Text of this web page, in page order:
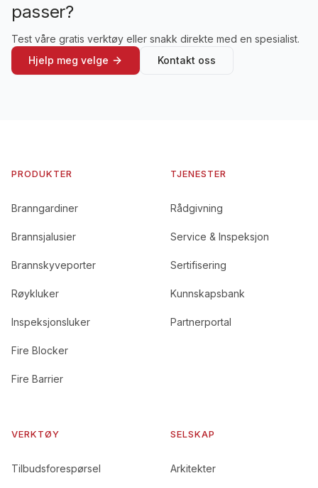
passer?
Test våre gratis verktøy eller snakk direkte med en spesialist.
Hjelp meg velge
Kontakt oss
PRODUKTER
Branngardiner
Brannsjalusier
Brannskyveporter
Røykluker
Inspeksjonsluker
Fire Blocker
Fire Barrier
TJENESTER
Rådgivning
Service & Inspeksjon
Sertifisering
Kunnskapsbank
Partnerportal
VERKTØY
Tilbudsforespørsel
SELSKAP
Arkitekter